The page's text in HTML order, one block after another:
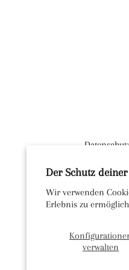
Der Schutz
Wir verwenden
Erlebnis zu
verwalten